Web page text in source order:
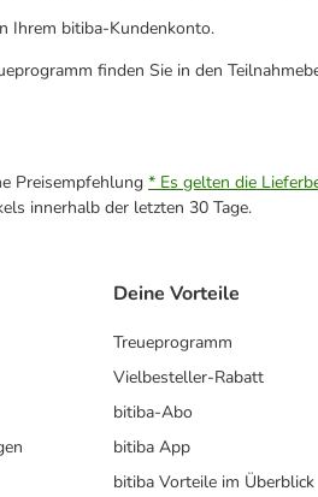
Ihrem bitiba-Kundenkonto.
finden Sie in den
Preisempfehlung * Es gelten die
innerhalb der letzten 30 Tage.
Deine Vorteile
Treueprogramm
Vielbesteller-Rabatt
bitiba-Abo
bitiba App
bitiba Vorteile im Überblick